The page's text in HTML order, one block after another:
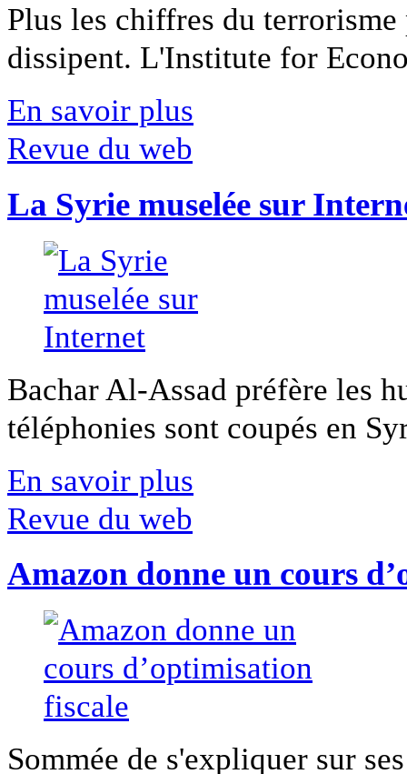
Plus les chiffres du
dissipent. L'Institute for
En savoir plus
Revue du web
La Syrie muselée sur
Bachar Al-Assad préfère les
téléphonies sont coupés en
En savoir plus
Revue du web
Amazon donne un cours
Sommée de s'expliquer sur